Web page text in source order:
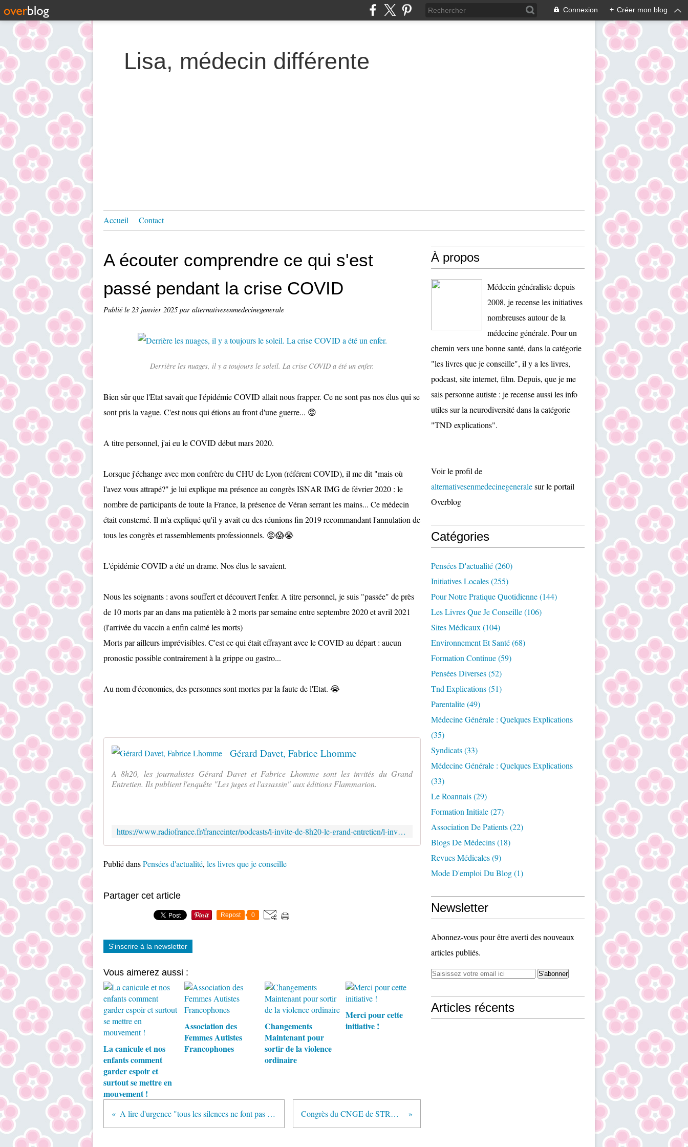
Connexion + Créer mon blog
Lisa, médecin différente
Accueil Contact
A écouter comprendre ce qui s'est
passé pendant la crise COVID
Publié le 23 janvier 2025 par alternativesenmedecinegenerale
Derrière les nuages, il y a toujours le soleil. La crise COVID a été un enfer.
Bien sûr que l'Etat savait que l'épidémie COVID allait nous frapper. Ce ne sont pas nos élus qui se
sont pris la vague. C'est nous qui étions au front d'une guerre... 😡
A titre personnel, j'ai eu le COVID début mars 2020.
Lorsque j'échange avec mon confrère du CHU de Lyon (référent COVID), il me dit "mais où
l'avez vous attrapé?" je lui explique ma présence au congrès ISNAR IMG de février 2020 : le
nombre de participants de toute la France, la présence de Véran serrant les mains... Ce médecin
était consterné. Il m'a expliqué qu'il y avait eu des réunions fin 2019 recommandant l'annulation de
tous les congrès et rassemblements professionnels. 😡😱😭
L'épidémie COVID a été un drame. Nos élus le savaient.
Nous les soignants : avons souffert et découvert l'enfer. A titre personnel, je suis "passée" de près
de 10 morts par an dans ma patientèle à 2 morts par semaine entre septembre 2020 et avril 2021
(l'arrivée du vaccin a enfin calmé les morts)
Morts par ailleurs imprévisibles. C'est ce qui était effrayant avec le COVID au départ : aucun
pronostic possible contrairement à la grippe ou gastro...
Au nom d'économies, des personnes sont mortes par la faute de l'Etat. 😭
Gérard Davet, Fabrice Lhomme
A 8h20, les journalistes Gérard Davet et Fabrice Lhomme sont les invités du Grand
Entretien. Ils publient l'enquête "Les juges et l'assassin" aux éditions Flammarion.
https://www.radiofrance.fr/franceinter/podcasts/l-invite-de-8h20-le-grand-entretien/l-invite-de-8h20-le-grand-entretien-du-mercredi-22-janvier-2025-8779355
Publié dansPensées d'actualité, les livres que je conseille
Partager cet article
Repost 0
S'inscrire à la newsletter
Vous aimerez aussi :
La canicule et nos
enfants comment
garder espoir et
surtout se mettre en
mouvement !
Association des
Femmes Autistes
Francophones
Changements
Maintenant pour
sortir de la violence
ordinaire
Merci pour cette
initiative !
A lire d'urgence "tous les silences ne font pas le même bruit" Congrès du CNGE de STRASBOURG
À propos
Médecin généraliste depuis
2008, je recense les initiatives
nombreuses autour de la
médecine générale. Pour un
chemin vers une bonne santé, dans la catégorie
"les livres que je conseille", il y a les livres,
podcast, site internet, film. Depuis, que je me
sais personne autiste : je recense aussi les info
utiles sur la neurodiversité dans la catégorie
"TND explications".
Voir le profil de
alternativesenmedecinegeneralesur le portail
Overblog
Catégories
Pensées D'actualité(260)
Initiatives Locales(255)
Pour Notre Pratique Quotidienne(144)
Les Livres Que Je Conseille(106)
Sites Médicaux (104)
Environnement Et Santé(68)
Formation Continue(59)
Pensées Diverses(52)
Tnd Explications(51)
Parentalite(49)
Médecine Générale : Quelques Explications
(35)
Syndicats(33)
Médecine Générale : Quelques Explications
(33)
Le Roannais(29)
Formation Initiale(27)
Association De Patients(22)
Blogs De Médecins(18)
Revues Médicales(9)
Mode D'emploi Du Blog(1)
Newsletter
Abonnez-vous pour être averti des nouveaux
articles publiés.
Articles récents